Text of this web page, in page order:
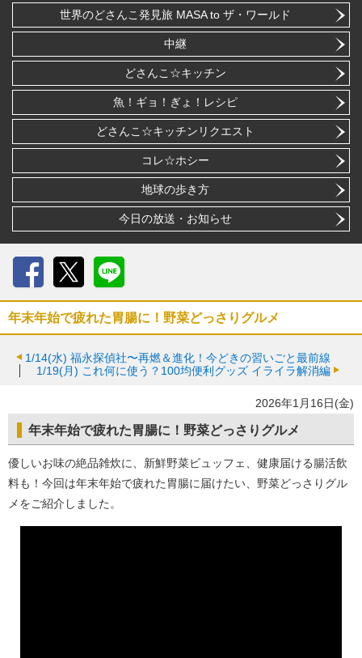
世界のどさんこ発見旅 MASA to ザ・ワールド
中継
どさんこ☆キッチン
魚！ギョ！ぎょ！レシピ
どさんこ☆キッチンリクエスト
コレ☆ホシー
地球の歩き方
今日の放送・お知らせ
年末年始で疲れた胃腸に！野菜どっさりグルメ
1/14(水) 福永探偵社〜再燃＆進化！今どきの習いごと最前線
1/19(月) これ何に使う？100均便利グッズ イライラ解消編
2026年1月16日(金)
年末年始で疲れた胃腸に！野菜どっさりグルメ
優しいお味の絶品雑炊に、新鮮野菜ビュッフェ、健康届ける腸活飲
料も！今回は年末年始で疲れた胃腸に届けたい、野菜どっさりグル
メをご紹介しました。